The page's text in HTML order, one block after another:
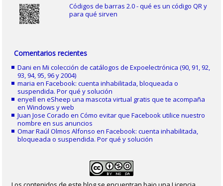
Códigos de barras 2.0 - qué es un código QR y
para qué sirven
Comentarios recientes
Dani enMi colección de catálogos de Expoelectrónica (90, 91, 92,
93, 94, 95, 96 y 2004)
maria enFacebook: cuenta inhabilitada, bloqueada o
suspendida. Por qué y solución
enyell eneSheep una mascota virtual gratis que te acompaña
en Windows y web
Juan Jose Corado enCómo evitar que Facebook utilice nuestro
nombre en sus anuncios
Omar Raúl Olmos Alfonso enFacebook: cuenta inhabilitada,
bloqueada o suspendida. Por qué y solución